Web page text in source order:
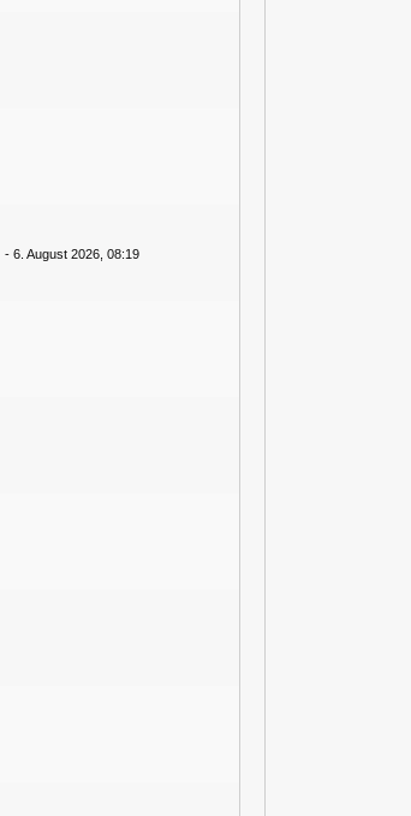
-6. August 2026, 08:19